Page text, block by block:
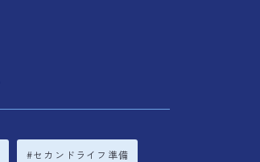
セカンドライフ準備